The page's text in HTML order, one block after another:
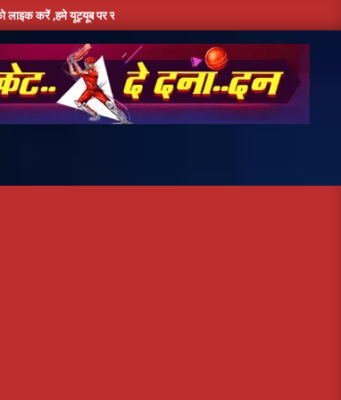
पर सबस्क्राइब जरूर करें,दिन भर की तमाम छोटी बड़ी खबरों के लिए बने